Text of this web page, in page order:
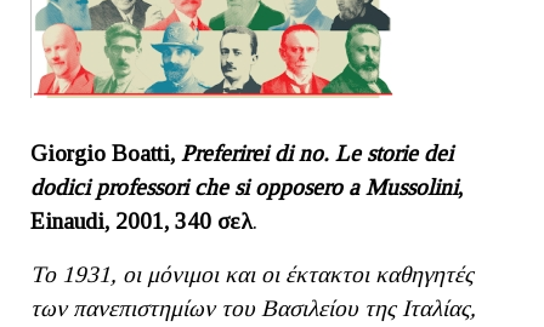
Giorgio Boatti, Preferirei di no. Le storie dei
dodici professori che si opposero a Mussolini,
Einaudi, 2001, 340 σελ.
Το 1931, οι μόνιμοι και οι έκτακτοι καθηγητές
των πανεπιστημίων του Βασιλείου της Ιταλίας,